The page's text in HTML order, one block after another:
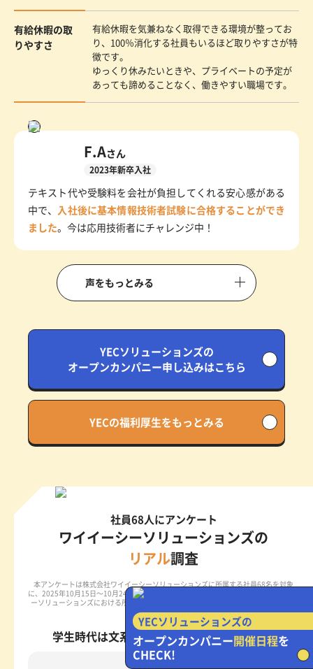
YECソリューションズの
オープンカンパニー開催日程を
CHECK!
有給休暇の取
りやすさ
有給休暇を気兼ねなく取得できる環境が整ってお
り、100％消化する社員もいるほど取りやすさが特
徴です。
ゆっくり休みたいときや、プライベートの予定が
あっても諦めることなく、働きやすい職場です。
F.Aさん
2023年新卒入社
テキスト代や受験料を会社が負担してくれる安心感がある
中で、 入社後に基本情報技術者試験に合格することができ
ました。今は応用技術者にチャレンジ中！
声をもっとみる
YECソリューションズの
オープンカンパニー申し込みはこちら
YECの福利厚生をもっとみる
社員68人にアンケート
ワイイーシーソリューションズの
リアル調査
本アンケートは株式会社ワイイーシーソリューションズに所属する社員68名を対象
に、 2025年10月15日～10月24日に、Zenken株式会社が実施した株式会社ワイイーシ
ーソリューションズにおける所属や働きやすさ、やりがいに関するアンケートです。
学生時代は文系or理系？